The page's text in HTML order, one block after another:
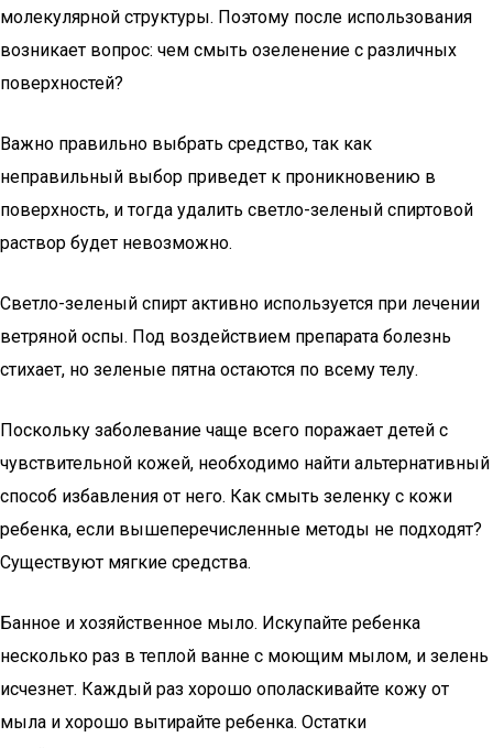
молекулярной структуры. Поэтому после использования
возникает вопрос: чем смыть озеленение с различных
поверхностей?
Важно правильно выбрать средство, так как
неправильный выбор приведет к проникновению в
поверхность, и тогда удалить светло-зеленый спиртовой
раствор будет невозможно.
Светло-зеленый спирт активно используется при лечении
ветряной оспы. Под воздействием препарата болезнь
стихает, но зеленые пятна остаются по всему телу.
Поскольку заболевание чаще всего поражает детей с
чувствительной кожей, необходимо найти альтернативный
способ избавления от него. Как смыть зеленку с кожи
ребенка, если вышеперечисленные методы не подходят?
Существуют мягкие средства.
Банное и хозяйственное мыло. Искупайте ребенка
несколько раз в теплой ванне с моющим мылом, и зелень
исчезнет. Каждый раз хорошо ополаскивайте кожу от
мыла и хорошо вытирайте ребенка. Остатки